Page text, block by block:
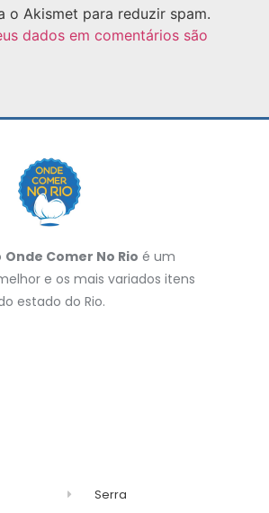
o Akismet para reduzir spam.
dados em comentários são
Onde Comer No Rio é um
e os mais variados itens
estado do Rio.
Serra